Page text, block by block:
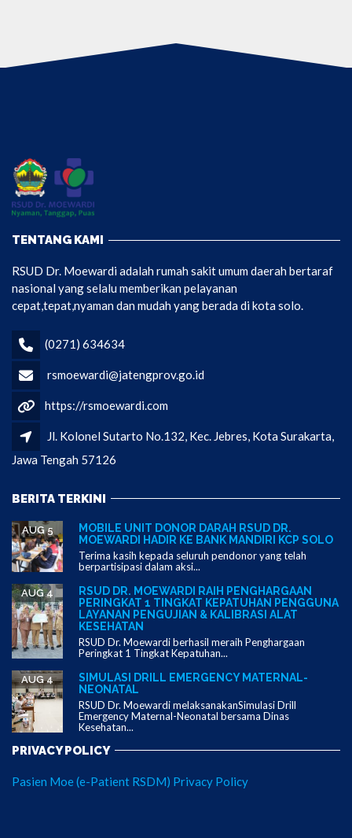
TENTANG KAMI
RSUD Dr. Moewardi adalah rumah sakit umum daerah bertaraf
nasional yang selalu memberikan pelayanan
cepat,tepat,nyaman dan mudah yang berada di kota solo.
(0271) 634634
rsmoewardi@jatengprov.go.id
https://rsmoewardi.com
Jl. Kolonel Sutarto No.132, Kec. Jebres, Kota Surakarta,
Jawa Tengah 57126
BERITA TERKINI
MOBILE UNIT DONOR DARAH RSUD DR.
MOEWARDI HADIR KE BANK MANDIRI KCP SOLO
AUG 5
Terima kasih kepada seluruh pendonor yang telah
berpartisipasi dalam aksi...
RSUD DR. MOEWARDI RAIH PENGHARGAAN
PERINGKAT 1 TINGKAT KEPATUHAN PENGGUNA
LAYANAN PENGUJIAN & KALIBRASI ALAT
KESEHATAN
AUG 4
RSUD Dr. Moewardi berhasil meraih Penghargaan
Peringkat 1 Tingkat Kepatuhan...
SIMULASI DRILL EMERGENCY MATERNAL-
NEONATAL
AUG 4
RSUD Dr. Moewardi melaksanakanSimulasi Drill
Emergency Maternal-Neonatal bersama Dinas
Kesehatan...
PRIVACY POLICY
Pasien Moe (e-Patient RSDM) Privacy Policy